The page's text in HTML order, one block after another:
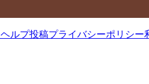
ヘルプ投稿プライバシーポリシー